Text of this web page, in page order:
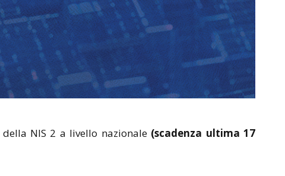
NIS 2 a livello nazionale (scadenza ultima 17